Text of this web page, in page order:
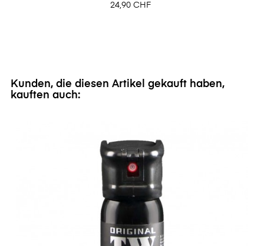
Preis
24,90 CHF
Kunden, die diesen Artikel gekauft haben,
kauften auch: